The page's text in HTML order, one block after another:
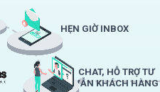
CHAT, HỖ TRỢ TƯ
VẪN KHÁCH HÀNG
HẸN GIỜ INBOX